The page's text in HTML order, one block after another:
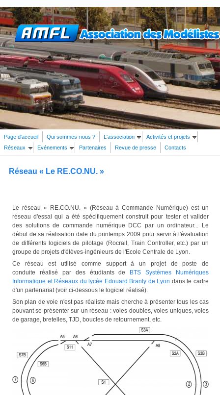
Aller au contenu principal
Rechercher
Page d'accueil Qui sommes-nous ? L'association
Activités et projets
Réseaux
Evénements Partenaires Revue de presse Contacts
Réseau « Le RE.CO.NU. »
Le réseau « RE.CO.NU. » (Réseau à Commande Numérique) est un
réseau d'essai qui a été spécifiquement construit pour tester et valider
des solutions de commande numérique DCC par un ordinateur... Le
début de sa réalisation date du printemps 2009 pour servir à l'évaluation
de différents logiciels de pilotage (Rocrail, Train Controller, etc.) par un
groupe de projets d'élèves-ingénieurs de l'Ecole Centrale de Lyon.
Ce réseau est utilisé comme support à un projet de poste de
conduite réalisé par des étudiants de
BTS Systèmes Numériques
Informatique et Réseaux du lycée Edouard Branly de Lyon dans le cadre
d'un partenariat (voir ci-dessous le logiciel réalisé).
Son plan de voie n'est pas réaliste mais cherche à présenter tous les cas
pouvant se présenter sur un réseau : voies doubles, voies uniques, voies
de garage, bretelles, TJD, boucles de retournement, etc.